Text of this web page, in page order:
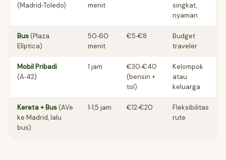
(Madrid‑Toledo)
menit
singkat,
nyaman
Bus(Plaza
Elíptica)
50‑60
menit
€5‑€8
Budget
traveler
Mobil Pribadi
(A‑42)
1 jam
€30‑€40
(bensin +
tol)
Kelompok
atau
keluarga
Kereta + Bus(AVe
ke Madrid, lalu
bus)
1‑1,5 jam €12‑€20
Fleksibilitas
rute